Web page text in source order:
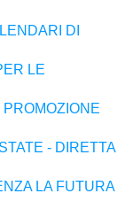
DI
LE
- DIRETTA
LA FUTURA